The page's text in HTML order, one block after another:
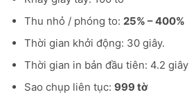
Thu nhỏ / phóng to: 25% – 400%
Thời gian khởi động: 30 giây.
Thời gian in bản đầu tiên: 4.2 giây
Sao chụp liên tục: 999 tờ